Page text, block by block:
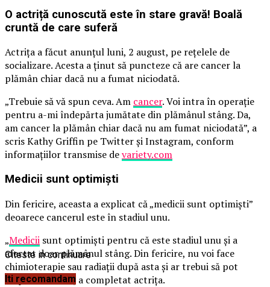
O actriță cunoscută este în stare gravă! Boală
cruntă de care suferă
Actrița a făcut anunțul luni, 2 august, pe rețelele de
socializare. Acesta a ținut să puncteze că are cancer la
plămân chiar dacă nu a fumat niciodată.
„Trebuie să vă spun ceva. Am cancer. Voi intra în operaţie
pentru a-mi îndepărta jumătate din plămânul stâng. Da,
am cancer la plămân chiar dacă nu am fumat niciodată”, a
scris Kathy Griffin pe Twitter şi Instagram, conform
informațiilor transmise devariety.com
Medicii sunt optimiști
Din fericire, aceasta a explicat că „medicii sunt optimiști”
deoarece cancerul este în stadiul unu.
„Medicii sunt optimişti pentru că este stadiul unu şi a
afectat doar plămânul stâng. Din fericire, nu voi face
chimioterapie sau radiaţii după asta şi ar trebui să pot
respira normal”, a completat actrița.
Citeste in continuare
Iti recomandam